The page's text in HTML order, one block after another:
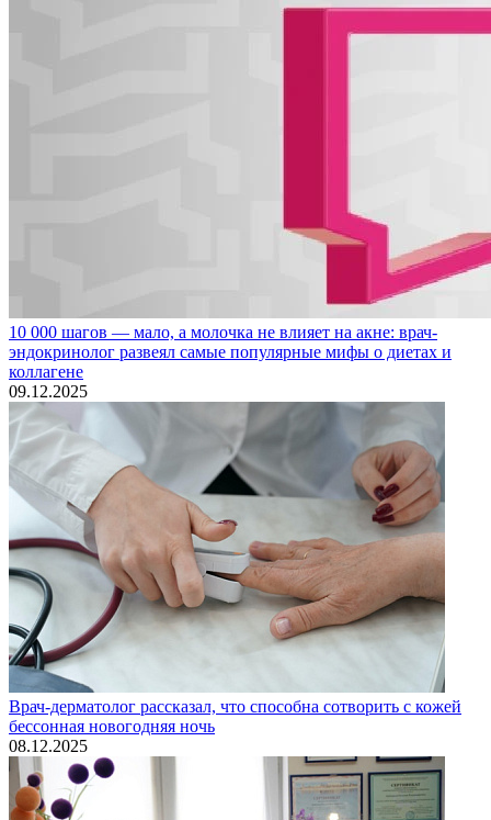
10 000 шагов — мало, а молочка не влияет на акне: врач-
эндокринолог развеял самые популярные мифы о диетах и
коллагене
09.12.2025
Врач-дерматолог рассказал, что способна сотворить с кожей
бессонная новогодняя ночь
08.12.2025